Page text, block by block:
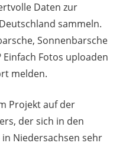
Daten zur
sammeln.
Sonnenbarsche
Einfach Fotos uploaden
melden.
Projekt auf der
der sich in den
Niedersachsen sehr